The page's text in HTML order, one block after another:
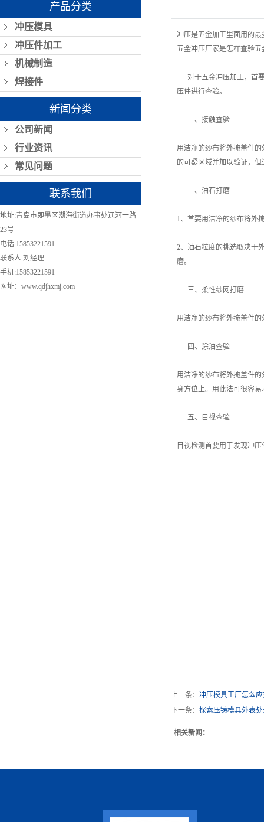
产品分类
冲压模具
冲压件加工
机械制造
焊接件
新闻分类
公司新闻
行业资讯
常见问题
联系我们
地址:青岛市即墨区潮海街道办事处辽河一路
23号
电话:15853221591
联系人:刘经理
手机:15853221591
网址：www.qdjhxmj.com
冲压是五金加工里面用的
五金冲压厂家是怎样查验
对于五金冲压加工，首要
压件进行查验。
一、接触查验
用洁净的纱布将外掩盖件
的可疑区域并加以验证，
二、油石打磨
1、首要用洁净的纱布将外
2、油石粒度的挑选取决于
磨。
三、柔性纱网打磨
用洁净的纱布将外掩盖件
四、涂油查验
用洁净的纱布将外掩盖件
身方位上。用此法可很容
五、目视查验
目视检测首要用于发现冲
上一条： 冲压模具工厂怎么
下一条： 探索压铸模具外表
相关新闻：